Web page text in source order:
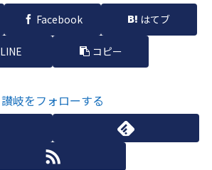
Facebook はてブ
LINE コピー
讃岐をフォローする